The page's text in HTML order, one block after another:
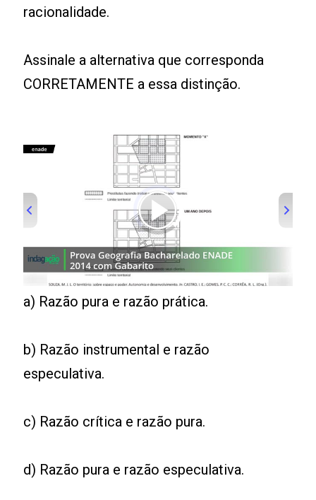
racionalidade.
Assinale a alternativa que corresponda
CORRETAMENTE a essa distinção.
00:00/01:00
a) Razão pura e razão prática.
b) Razão instrumental e razão
especulativa.
c) Razão crítica e razão pura.
d) Razão pura e razão especulativa.